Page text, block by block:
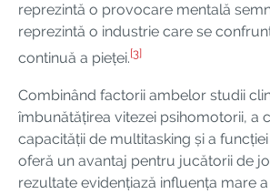
reprezintă o provocare mentală
reprezintă o industrie care se
continuă a pieței.[3]
Combinând factorii ambelor studii
îmbunătățirea vitezei psihomotorii, a
capacității de multitasking și a
oferă un avantaj pentru jucătorii de
rezultate evidențiază influența mare